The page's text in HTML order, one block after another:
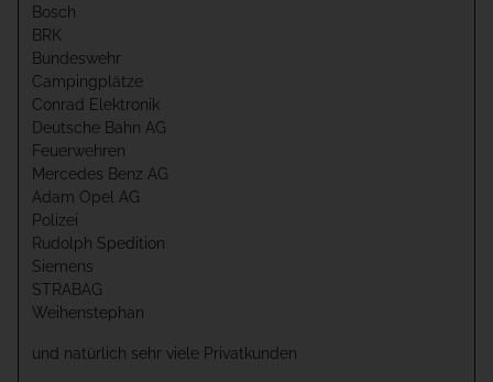
Bosch
BRK
Bundeswehr
Campingplätze
Conrad Elektronik
Deutsche Bahn AG
Feuerwehren
Mercedes Benz AG
Adam Opel AG
Polizei
Rudolph Spedition
Siemens
STRABAG
Weihenstephan
und natürlich sehr viele Privatkunden